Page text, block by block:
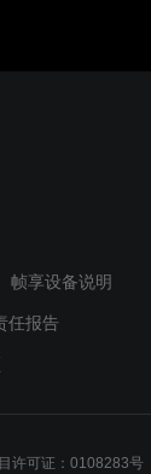
帧享设备说明
任报告
许可证：0108283号